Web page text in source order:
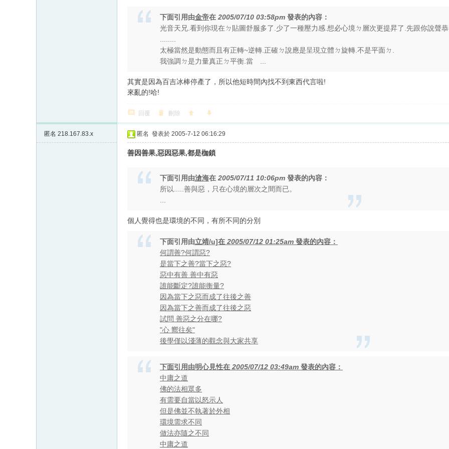
下面引用由金帝在 2005/07/10 03:58pm 發表的內容：
光音天兄.看到你現在ㄉ貼圖舒服多了.少了一種壓力感.想必心境ㄉ層次更提昇了.先跟你說聲
太極當然是動態而且有正轉~逆轉.正確ㄉ說應是呈現立體ㄉ旋轉.不是平面ㄉ.
我強調ㄉ是力量真正ㄉ平衡.當 ...
其實是因為百吉冰棒停產了，所以他短時間內找不到東西代言啦!
來亂的!哈!
回覆 刪除
匿名 218.167.83.x 匿名 發表於 2005-7-12 06:16:29
善因善果,惡因惡果,都是枷鎖
下面引用由滄海在 2005/07/11 10:06pm 發表的內容：
所以.....善與惡，只在心境的層次之間而已。
個人覺得也是環境的不同，有所不同的分別
下面引用由立靖/u]在 2005/07/12 01:25am 發表的內容：
何謂善?何謂惡?
是當下之善?當下之惡?
惡中有善 善中有惡
誰能斷定?誰能衡量?
因為當下之惡而成了往後之善
因為當下之善而成了往後之惡
試問 善惡之分在哪?
"心 嚮往矣"
後學僅以淺薄的觀念與大家共享
下面引用由明心見性在 2005/07/12 03:49am 發表的內容：
中庸之道
佛的法相眾多
有需要自當以怒示人
但是佛並不執著於外相
環境需求不同
做法亦隨之不同
中庸之道